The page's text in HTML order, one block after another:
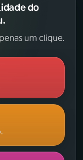
do
um clique.